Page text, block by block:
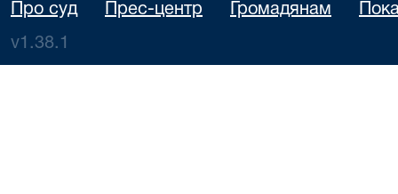
Про суд Прес-центр Громадянам
v1.38.1